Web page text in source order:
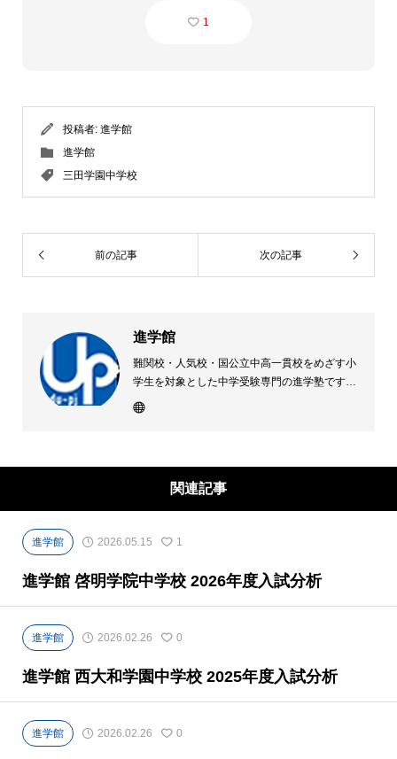
1
投稿者: 進学館
進学館
三田学園中学校
前の記事 次の記事
進学館
難関校・人気校・国公立中高一貫校をめざす小
学生を対象とした中学受験専門の進学塾です。
第一志望 全員合格を目標に、最新の受験動向
関連記事
進学館 2026.05.15 1
進学館 啓明学院中学校 2026年度入試分析
進学館 2026.02.26 0
進学館 西大和学園中学校 2025年度入試分析
進学館 2026.02.26 0